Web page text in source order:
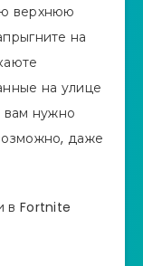
верхнюю
на
на улице
вам нужно
даже
в Fortnite